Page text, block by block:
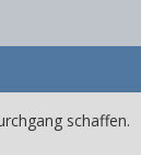
schaffen.